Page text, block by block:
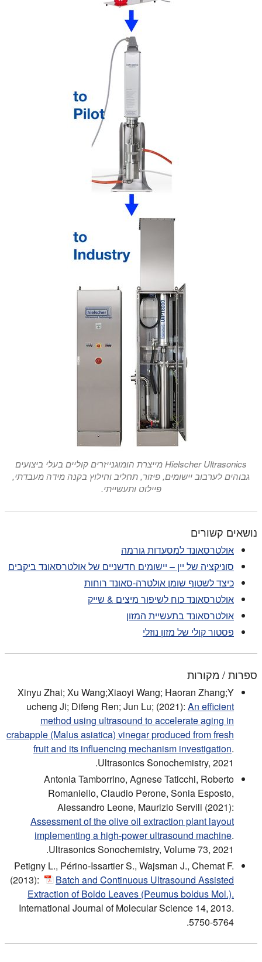
Hielscher Ultrasonics מייצרת הומוגנייזרים קוליים בעלי ביצועים
גבוהים לערבוב יישומים, פיזור, תחליב וחילוץ בקנה מידה מעבדתי,
פיילוט ותעשייתי.
נושאים קשורים
אולטרסאונד למסעדות גורמה
סוניקציה של יין – יישומים חדשניים של אולטרסאונד ביקבים
כיצד לשטוף שומן אולטרה-סאונד רוחות
אולטרסאונד כוח לשיפור מיצים & שייק
אולטרסאונד בתעשיית המזון
פסטור קולי של מזון נוזלי
ספרות / מקורות
Xinyu Zhai; Xu Wang;Xiaoyi Wang; Haoran Zhang;Y
ucheng Ji; Difeng Ren; Jun Lu; (2021): An efficient
method using ultrasound to accelerate aging in
crabapple (Malus asiatica) vinegar produced from fresh
fruit and its influencing mechanism investigation.
Ultrasonics Sonochemistry, 2021.
Antonia Tamborrino, Agnese Taticchi, Roberto
Romaniello, Claudio Perone, Sonia Esposto,
Alessandro Leone, Maurizio Servili (2021):
Assessment of the olive oil extraction plant layout
implementing a high-power ultrasound machine.
Ultrasonics Sonochemistry, Volume 73, 2021.
Petigny L., Périno-Issartier S., Wajsman J., Chemat F.
(2013):
Batch and Continuous Ultrasound Assisted
Extraction of Boldo Leaves (Peumus boldus Mol.).
International Journal of Molecular Science 14, 2013.
5750-5764.